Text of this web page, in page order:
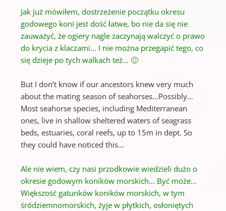
Jak już mówiłem, dostrzeżenie początku okresu
godowego koni jest dość łatwe, bo nie da się nie
zauważyć, że ogiery nagle zaczynają walczyć o prawo
do krycia z klaczami… I nie można przegapić tego, co
się dzieje po tych walkach też… 🙂
But I don’t know if our ancestors knew very much
about the mating season of seahorses…Possibly…
Most seahorse species, including Mediterranean
ones, live in shallow sheltered waters of seagrass
beds, estuaries, coral reefs, up to 15m in dept. So
they could have noticed this…
Ale nie wiem, czy nasi przodkowie wiedzieli dużo o
okresie godowym koników morskich… Być może…
Większość gatunków koników morskich, w tym
śródziemnomorskich, żyje w płytkich, osłoniętych